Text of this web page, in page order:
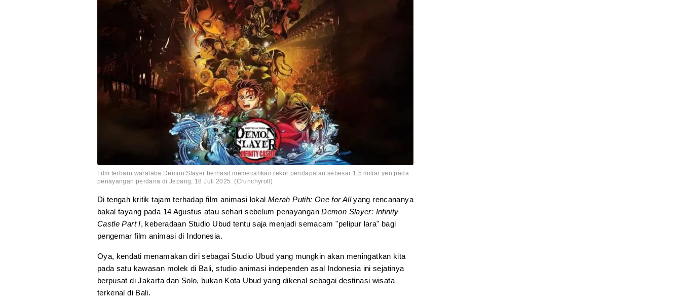
Film terbaru waralaba Demon Slayer berhasil memecahkan rekor pendapatan sebesar 1,5 miliar yen pada
penayangan perdana di Jepang, 18 Juli 2025. (Crunchyroll)
Di tengah kritik tajam terhadap film animasi lokal Merah Putih: One for Allyang rencananya
bakal tayang pada 14 Agustus atau sehari sebelum penayanganDemon Slayer: Infinity
Castle Part I, keberadaan Studio Ubud tentu saja menjadi semacam "pelipur lara" bagi
pengemar film animasi di Indonesia.
Oya, kendati menamakan diri sebagai Studio Ubud yang mungkin akan meningatkan kita
pada satu kawasan molek di Bali, studio animasi independen asal Indonesia ini sejatinya
berpusat di Jakarta dan Solo, bukan Kota Ubud yang dikenal sebagai destinasi wisata
terkenal di Bali.